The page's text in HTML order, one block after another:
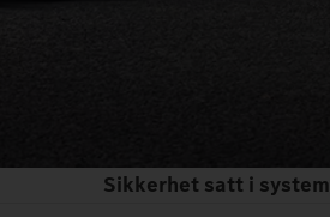
Sikkerhet satt i system